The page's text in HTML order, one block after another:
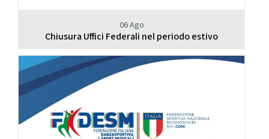
06 Ago
Chiusura Uffici Federali nel periodo estivo